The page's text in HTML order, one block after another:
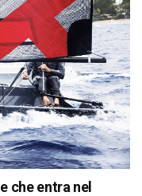
che entra nel